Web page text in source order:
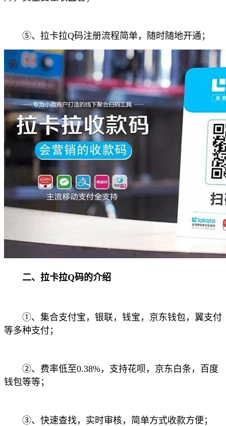
⑤、拉卡拉Q码注册流程简单，随时随地开通；
二、拉卡拉Q码的介绍
①、集合支付宝，银联，钱宝，京东钱包，翼支付
等多种支付；
②、费率低至0.38%，支持花呗，京东白条，百度
钱包等等；
③、快速查找，实时审核，简单方式收款方便；